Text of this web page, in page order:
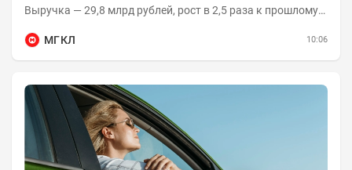
Выручка — 29,8 млрд рублей, рост в 2,5 раза к прошлому
МГКЛ
10:06